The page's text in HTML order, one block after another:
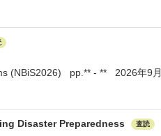
(NBiS2026) pp.** - ** 2026年9月
Disaster Preparedness 査読